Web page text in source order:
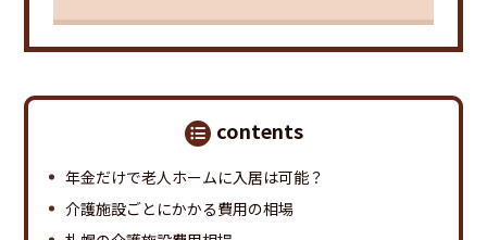
contents
年金だけで老人ホームに入居は可能？
介護施設ごとにかかる費用の相場